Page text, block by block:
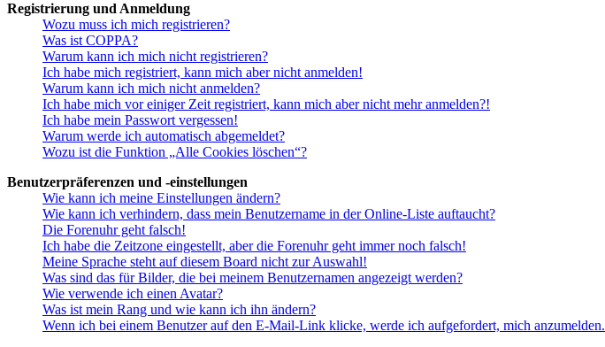
Registrierung und Anmeldung
Wozu muss ich mich registrieren?
Was ist COPPA?
Warum kann ich mich nicht registrieren?
Ich habe mich registriert, kann mich aber nicht anmelden!
Warum kann ich mich nicht anmelden?
Ich habe mich vor einiger Zeit registriert, kann mich aber nicht mehr anmelden?!
Ich habe mein Passwort vergessen!
Warum werde ich automatisch abgemeldet?
Wozu ist die Funktion „Alle Cookies löschen“?
Benutzerpräferenzen und -einstellungen
Wie kann ich meine Einstellungen ändern?
Wie kann ich verhindern, dass mein Benutzername in der Online-Liste auftaucht?
Die Forenuhr geht falsch!
Ich habe die Zeitzone eingestellt, aber die Forenuhr geht immer noch falsch!
Meine Sprache steht auf diesem Board nicht zur Auswahl!
Was sind das für Bilder, die bei meinem Benutzernamen angezeigt werden?
Wie verwende ich einen Avatar?
Was ist mein Rang und wie kann ich ihn ändern?
Wenn ich bei einem Benutzer auf den E-Mail-Link klicke, werde ich aufgefordert, mich anzumelden.